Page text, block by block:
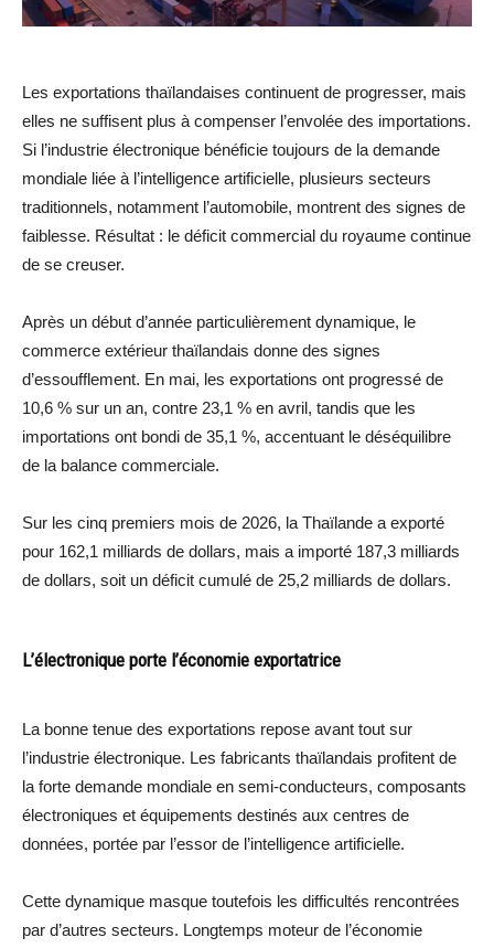
Les exportations thaïlandaises continuent de progresser, mais
elles ne suffisent plus à compenser l’envolée des importations.
Si l’industrie électronique bénéficie toujours de la demande
mondiale liée à l’intelligence artificielle, plusieurs secteurs
traditionnels, notamment l’automobile, montrent des signes de
faiblesse. Résultat : le déficit commercial du royaume continue
de se creuser.
Après un début d’année particulièrement dynamique, le
commerce extérieur thaïlandais donne des signes
d’essoufflement. En mai, les exportations ont progressé de
10,6 % sur un an, contre 23,1 % en avril, tandis que les
importations ont bondi de 35,1 %, accentuant le déséquilibre
de la balance commerciale.
Sur les cinq premiers mois de 2026, la Thaïlande a exporté
pour 162,1 milliards de dollars, mais a importé 187,3 milliards
de dollars, soit un déficit cumulé de 25,2 milliards de dollars.
L’électronique porte l’économie exportatrice
La bonne tenue des exportations repose avant tout sur
l’industrie électronique. Les fabricants thaïlandais profitent de
la forte demande mondiale en semi-conducteurs, composants
électroniques et équipements destinés aux centres de
données, portée par l’essor de l’intelligence artificielle.
Cette dynamique masque toutefois les difficultés rencontrées
par d’autres secteurs. Longtemps moteur de l’économie